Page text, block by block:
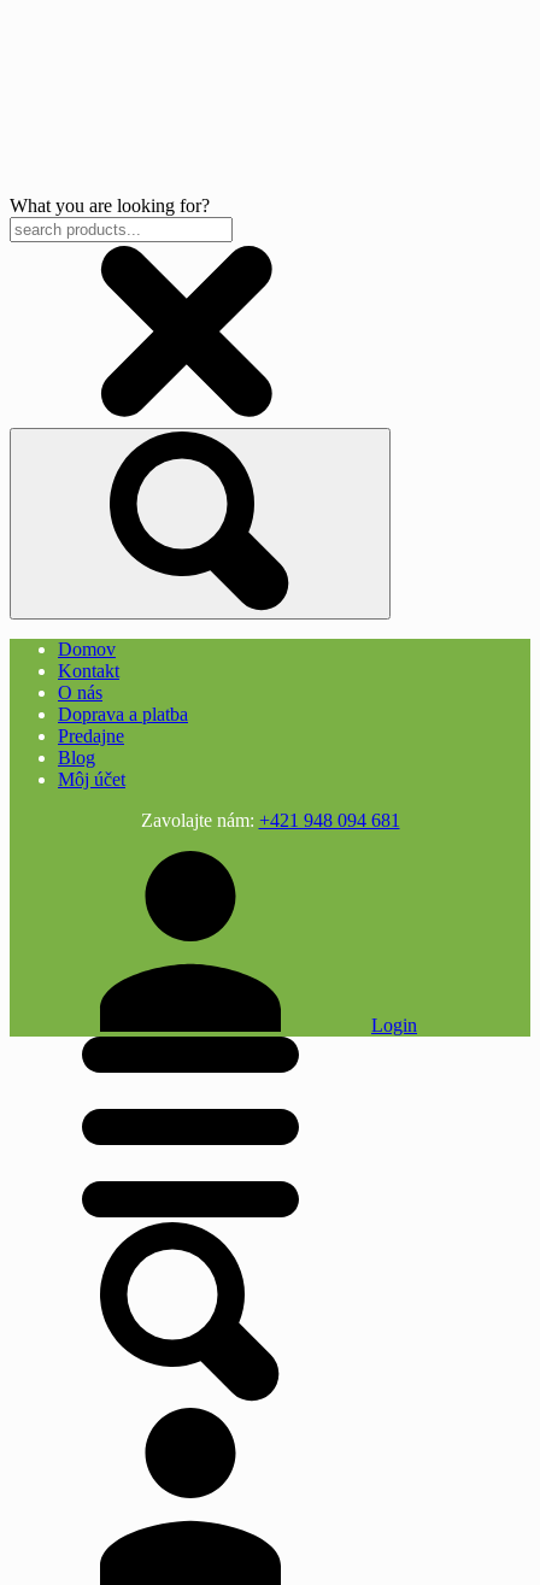
What you are looking for?
Domov
Kontakt
O nás
Doprava a platba
Predajne
Blog
Môj účet
Zavolajte nám: +421 948 094 681
Login